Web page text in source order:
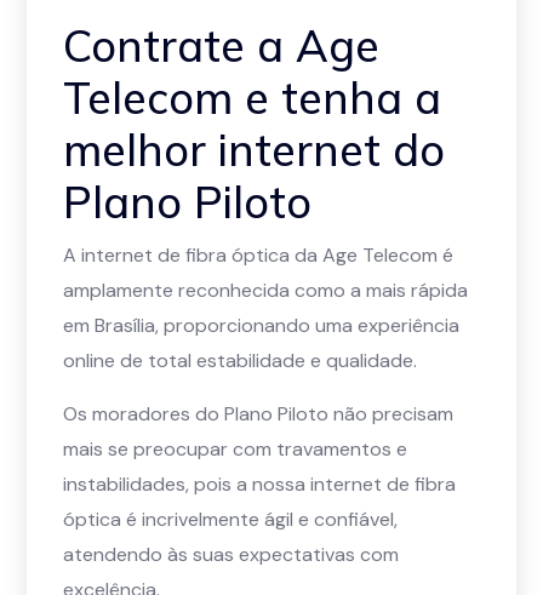
Contrate a Age
Telecom e tenha a
melhor internet do
Plano Piloto
A internet de fibra óptica da Age Telecom é
amplamente reconhecida como a mais rápida
em Brasília, proporcionando uma experiência
online de total estabilidade e qualidade.
Os moradores do Plano Piloto não precisam
mais se preocupar com travamentos e
instabilidades, pois a nossa internet de fibra
óptica é incrivelmente ágil e confiável,
atendendo às suas expectativas com
excelência.